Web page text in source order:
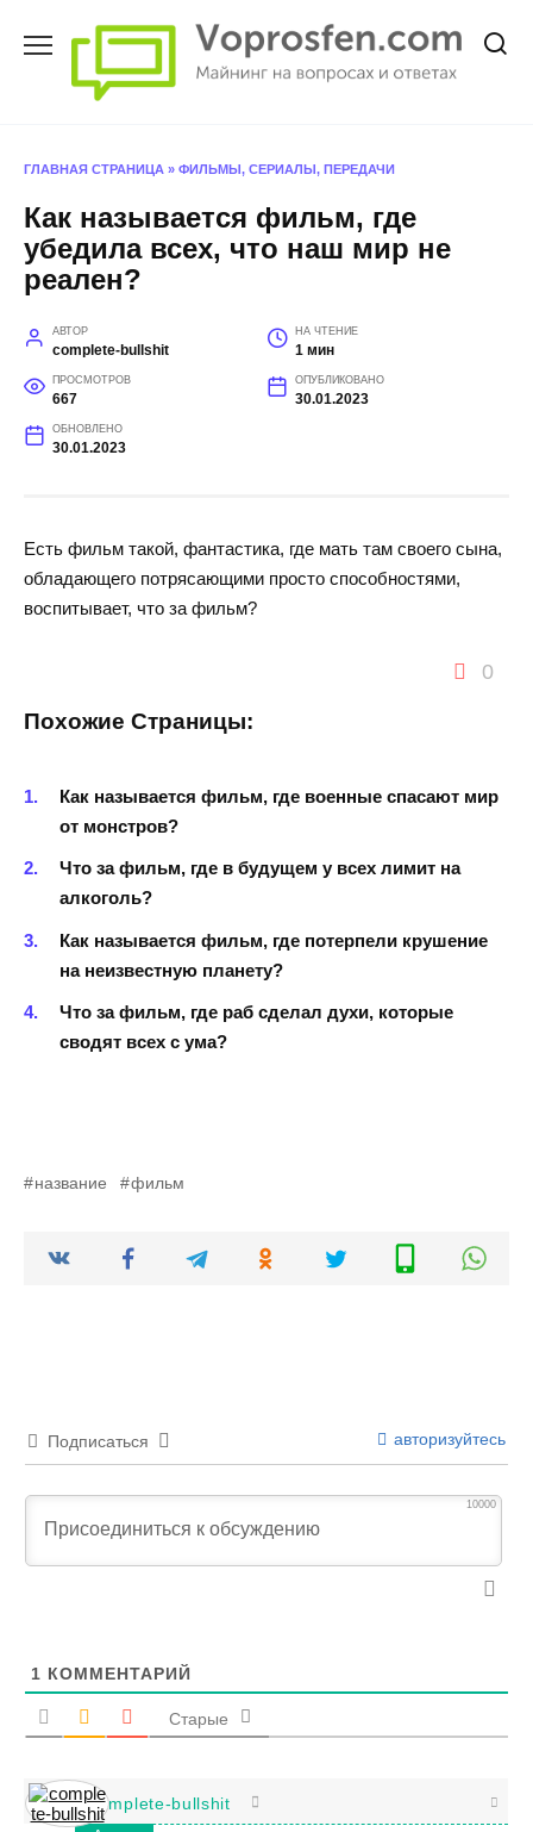
ГЛАВНАЯ СТРАНИЦА » ФИЛЬМЫ, СЕРИАЛЫ, ПЕРЕДАЧИ
Как называется фильм, где
убедила всех, что наш мир не
реален?
АВТОР
complete-bullshit
НА ЧТЕНИЕ
1 мин
ПРОСМОТРОВ
667
ОПУБЛИКОВАНО
30.01.2023
ОБНОВЛЕНО
30.01.2023
Есть фильм такой, фантастика, где мать там своего сына,
обладающего потрясающими просто способностями,
воспитывает, что за фильм?
0
Похожие Страницы:
Как называется фильм, где военные спасают мир
от монстров?
Что за фильм, где в будущем у всех лимит на
алкоголь?
Как называется фильм, где потерпели крушение
на неизвестную планету?
Что за фильм, где раб сделал духи, которые
сводят всех с ума?
название фильм
Подписаться авторизуйтесь
10000
1 КОММЕНТАРИЙ
Старые
complete-bullshit